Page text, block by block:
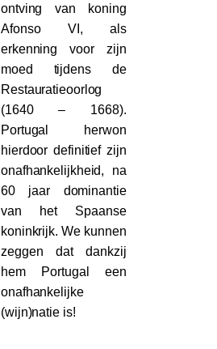
ontving van koning
Afonso VI, als
erkenning voor zijn
moed tijdens de
Restauratieoorlog
(1640 – 1668).
Portugal herwon
hierdoor definitief zijn
onafhankelijkheid, na
60 jaar dominantie
van het Spaanse
koninkrijk. We kunnen
zeggen dat dankzij
hem Portugal een
onafhankelijke
(wijn)natie is!